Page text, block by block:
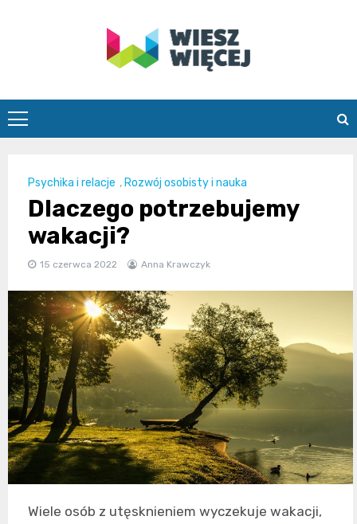
Psychika i relacje , Rozwój osobisty i nauka
Dlaczego potrzebujemy
wakacji?
15 czerwca 2022 Anna Krawczyk
Wiele osób z utęsknieniem wyczekuje wakacji,